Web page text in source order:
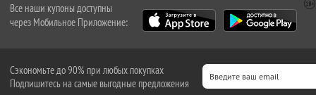
Все наши купоны доступны
через Мобильное Приложение:
Сэкономьте до 90% при любых покупках
Подпишитесь на самые выгодные предложения